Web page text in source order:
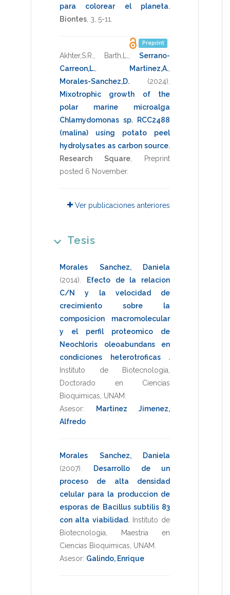
para colorear el planeta.
Biontes 3 5-11
Preprint
Akhter,S.R. Barth,L.
Serrano-
Carreon,L.
Martinez,A.
Morales-Sanchez,D.
(2024)
Mixotrophic growth of the
polar marine microalga
Chlamydomonas sp. RCC2488
(malina) using potato peel
hydrolysates as carbon source.
Research Square
Preprint
posted 6 November.
Ver publicaciones anteriores
Tesis
Morales Sanchez, Daniela
(2014)
Efecto de la relacion
C/N y la velocidad de
crecimiento sobre la
composicion macromolecular
y el perfil proteomico de
Neochloris oleoabundans en
condiciones heterotroficas .
Instituto de Biotecnologia
Doctorado en Ciencias
Bioquimicas UNAM
Asesor: Martinez Jimenez,
Alfredo
Morales Sanchez, Daniela
(2007)
Desarrollo de un
proceso de alta densidad
celular para la produccion de
esporas de Bacillus subtilis 83
con alta viabilidad. Instituto de
Biotecnologia
Maestria en
Ciencias Bioquimicas UNAM
Asesor: Galindo, Enrique